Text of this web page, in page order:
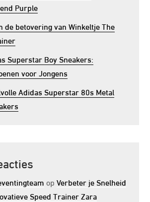
Purple
de betovering van Winkeltje The
Superstar Boy Sneakers:
voor Jongens
Adidas Superstar 80s Metal
opVerbeter je Snelheid
Speed Trainer Zara